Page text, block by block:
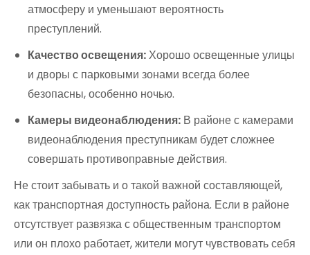
атмосферу и уменьшают вероятность
преступлений.
Качество освещения:Хорошо освещенные улицы
и дворы с парковыми зонами всегда более
безопасны, особенно ночью.
Камеры видеонаблюдения: В районе с камерами
видеонаблюдения преступникам будет сложнее
совершать противоправные действия.
Не стоит забывать и о такой важной составляющей,
как транспортная доступность района. Если в районе
отсутствует развязка с общественным транспортом
или он плохо работает, жители могут чувствовать себя